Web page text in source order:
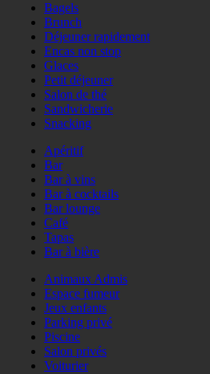
Bagels
Brunch
Déjeuner rapidement
Encas non stop
Glaces
Petit déjeuner
Salon de thé
Sandwicherie
Snacking
Apéritif
Bar
Bar à vins
Bar à cocktails
Bar lounge
Café
Tapas
Bar à bière
Animaux Admis
Espace fumeur
Jeux enfants
Parking privé
Piscine
Salon privés
Voiturier